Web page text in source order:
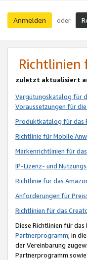
Anmelden oder
Richtlinien
zuletzt aktualisiert
Vergütungskatalog für
Voraussetzungen für
Produktkatalog für das
Richtlinie für Mobile
Markenrichtlinien für
IP-Lizenz- und
Richtlinie für das
Anforderungen für
Richtlinien für das
Diese Richtlinien für
Partnerprogramm; in
der Vereinbarung
Partnerprogramm